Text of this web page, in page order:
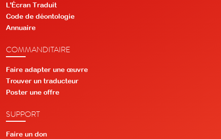
L'Écran Traduit
Code de déontologie
Annuaire
COMMANDITAIRE
Faire adapter une œuvre
Trouver un traducteur
Poster une offre
SUPPORT
Faire un don